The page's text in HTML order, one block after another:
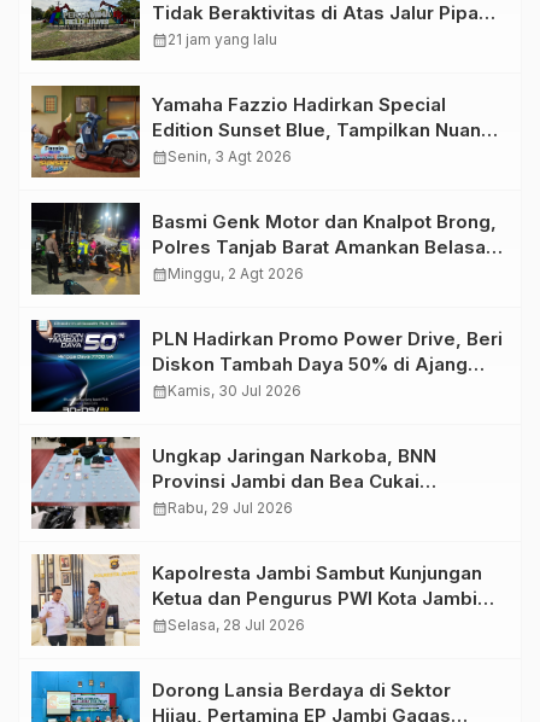
Tidak Beraktivitas di Atas Jalur Pipa
Migas Demi Keselamatan Bersama
calendar_month21 jam yang lalu
Yamaha Fazzio Hadirkan Special
Edition Sunset Blue, Tampilkan Nuansa
Retro Summer yang Semakin Skena
calendar_monthSenin, 3 Agt 2026
Basmi Genk Motor dan Knalpot Brong,
Polres Tanjab Barat Amankan Belasan
Kendaraan
calendar_monthMinggu, 2 Agt 2026
PLN Hadirkan Promo Power Drive, Beri
Diskon Tambah Daya 50% di Ajang
GIIAS 2026
calendar_monthKamis, 30 Jul 2026
Ungkap Jaringan Narkoba, BNN
Provinsi Jambi dan Bea Cukai
Amankan Sembilan Pelaku beserta
calendar_monthRabu, 29 Jul 2026
Kapolresta Jambi Sambut Kunjungan
Ketua dan Pengurus PWI Kota Jambi
Perkuat Sinergi dan Kolaborasi
calendar_monthSelasa, 28 Jul 2026
Dorong Lansia Berdaya di Sektor
Hijau, Pertamina EP Jambi Gagas